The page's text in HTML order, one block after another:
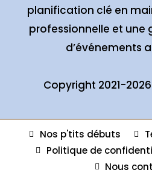
planification clé en
professionnelle et une
d’événements
Copyright 2021-
Nos p'tits débuts
Politique de
Nous